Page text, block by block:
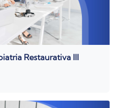
Restaurativa III